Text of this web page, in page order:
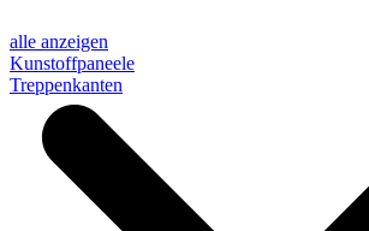
alle anzeigen
Kunstoffpaneele
Treppenkanten